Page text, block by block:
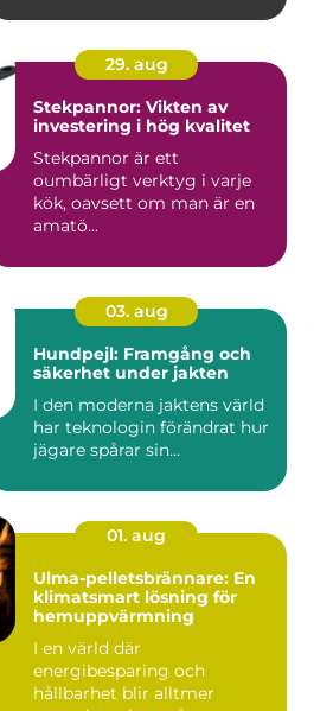
29. aug
Stekpannor: Vikten av
investering i hög kvalitet
Stekpannor är ett
oumbärligt verktyg i varje
kök, oavsett om man är en
amatö...
03. aug
Hundpejl: Framgång och
säkerhet under jakten
I den moderna jaktens värld
har teknologin förändrat hur
jägare spårar sin...
01. aug
Ulma-pelletsbrännare: En
klimatsmart lösning för
hemuppvärmning
I en värld där
energibesparing och
hållbarhet blir alltmer